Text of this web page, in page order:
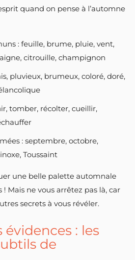
quand on pense à l’automne
: feuille, brume, pluie, vent,
citrouille, champignon
pluvieux, brumeux, coloré, doré,
tomber, récolter, cueillir,
: septembre, octobre,
Toussaint
une belle palette automnale
Mais ne vous arrêtez pas là, car
secrets à vous révéler.
évidences : les
de